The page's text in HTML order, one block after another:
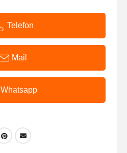
Telefon
Mail
Whatsapp